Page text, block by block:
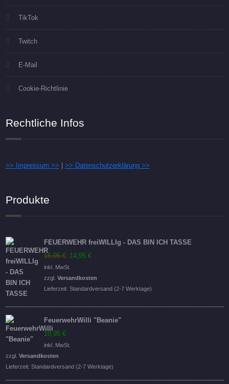
TikTok
Twitch
E-Mail
Cookie-Richtlinie
Rechtliche Infos
>> Impressum >> >> Datenschutzerklärung >>
Produkte
FEUERWEHR freiWILLIg - DAS BIN ICH TASSE
16,95€ Ursprünglicher
Preis
war:
16,95 €
14,95 €
ist:
14,95 €.
inkl. MwSt.
zzgl. Versandkosten
Lieferzeit: Standardversand (2-7 Werktage)
FeuerwehrWilli "Beanie"
19,95 €
inkl. MwSt.
zzgl. Versandkosten
Lieferzeit: Standardversand (2-7 Werktage)